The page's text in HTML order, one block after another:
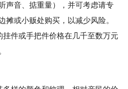
声音、掂重量），并可考虑请专
摊或小贩处购买，以减少风险。
件或手把件价格在几千至数万元